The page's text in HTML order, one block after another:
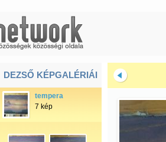
DEZSŐ KÉPGALÉRIÁI
tempera
7 kép